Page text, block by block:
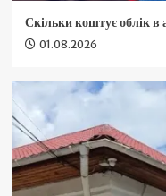
Скільки коштує облік в
01.08.2026